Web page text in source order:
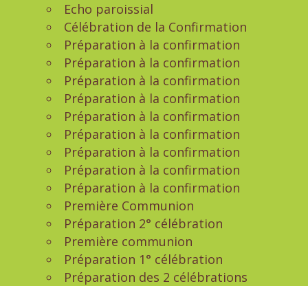
Echo paroissial
Célébration de la Confirmation
Préparation à la confirmation
Préparation à la confirmation
Préparation à la confirmation
Préparation à la confirmation
Préparation à la confirmation
Préparation à la confirmation
Préparation à la confirmation
Préparation à la confirmation
Préparation à la confirmation
Première Communion
Préparation 2° célébration
Première communion
Préparation 1° célébration
Préparation des 2 célébrations